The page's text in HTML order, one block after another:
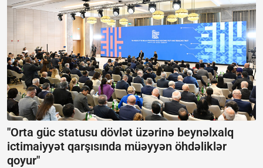
"Orta güc statusu dövlət üzərinə beynəlxalq
ictimaiyyət qarşısında müəyyən öhdəliklər
qoyur"